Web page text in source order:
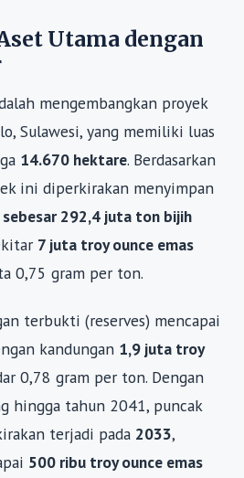
Utama dengan
mengembangkan proyek
Sulawesi, yang memiliki luas
14.670 hektare. Berdasarkan
ini diperkirakan menyimpan
292,4 juta ton bijih
7 juta troy ounce emas
0,75 gram per ton.
terbukti (reserves) mencapai
kandungan 1,9 juta troy
0,78 gram per ton. Dengan
hingga tahun 2041, puncak
terjadi pada 2033,
500 ribu troy ounce emas